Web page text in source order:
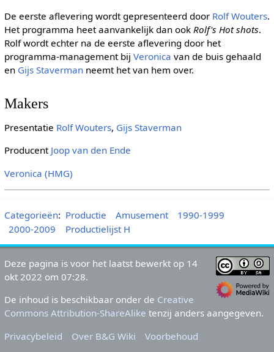
De eerste aflevering wordt gepresenteerd door Rolf Wouters.
Het programma heet aanvankelijk dan ook Rolf's Hot shots.
Rolf wordt echter na de eerste aflevering door het
programma-management bij Veronica van de buis gehaald
en Gijs Stavermanneemt het van hem over.
Makers
Presentatie Rolf Wouters, Gijs Staverman
Producent Joop van den Ende
Veronica (HMG)
Categorieën: Productie Amusement
1990-1999
2000-2009
Productielijst H
Deze pagina is voor het laatst bewerkt op 14
okt 2022 om 07:28.
De inhoud is beschikbaar onder de Creative
Commons Attribution-ShareAlike tenzij anders aangegeven.
Privacybeleid
Over B&G Wiki Voorbehoud